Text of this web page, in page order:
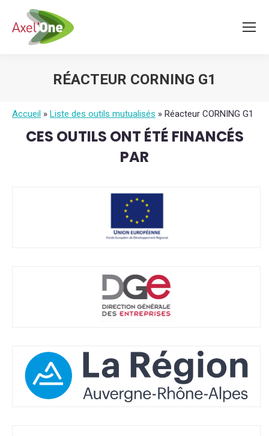
RÉACTEUR CORNING G1
Accueil » Liste des outils mutualisés » Réacteur CORNING G1
CES OUTILS ONT ÉTÉ FINANCÉS
PAR